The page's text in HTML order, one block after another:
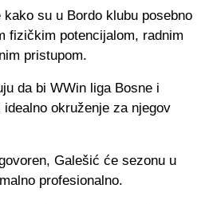
su u Bordo klubu posebno
fizičkim potencijalom, radnim
pristupom.
da bi WWin liga Bosne i
okruženje za njegov
Galešić će sezonu u
profesionalno.